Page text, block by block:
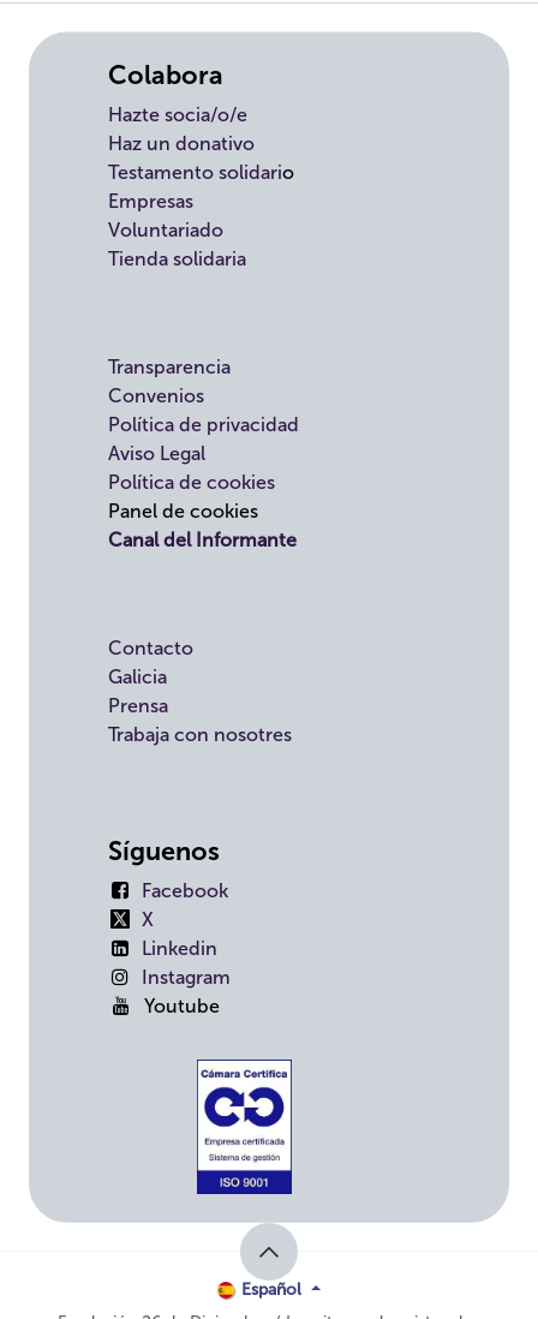
Transparencia
Convenios
Política de privacidad
Aviso Legal
Política de cookies
Panel de cookies
Canal del Informante
Contacto
Galicia
Prensa
Trabaja con nosotres
Colabora
Hazte socia/o/e
Haz un donativo
Testamento solidario
Empresas
Voluntariado
Tienda solidaria
Síguenos
Facebook
X
Linkedin
Instagram
Youtube
Español